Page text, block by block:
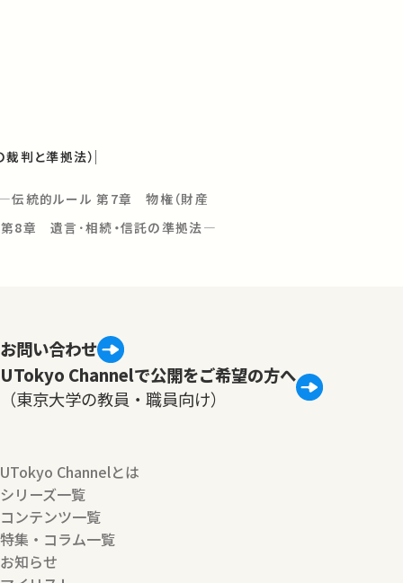
判と準拠法）
統的ルール 第7章 物権（財産
8章 遺言･相続・信託の準拠法―
お問い合わせ
UTokyo Channelで公開をご希望の方へ
（東京大学の教員・職員向け）
UTokyo Channelとは
シリーズ一覧
コンテンツ一覧
特集・コラム一覧
お知らせ